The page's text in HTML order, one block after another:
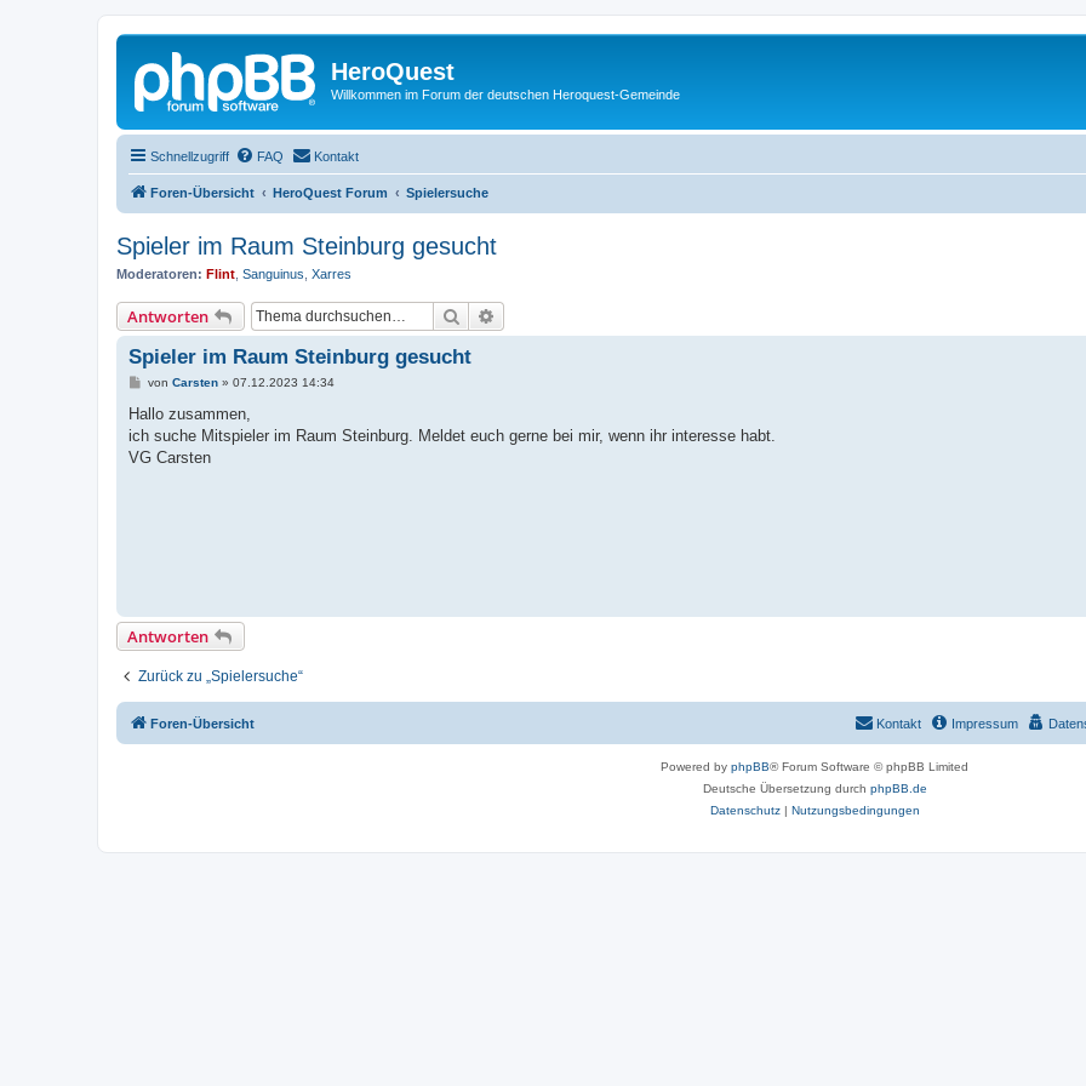
HeroQuest
Willkommen im Forum der deutschen Heroquest-Gemeinde
Schnellzugriff FAQ Kontakt
Foren-Übersicht HeroQuest Forum Spielersuche
Spieler im Raum Steinburg gesucht
Moderatoren: Flint Sanguinus Xarres
Antworten Suche
Spieler im Raum Steinburg gesucht
B
i
r
a
von Carsten» 07.12.2023 14:34
Hallo zusammen,
ich suche Mitspieler im Raum Steinburg. Meldet euch gerne bei mir, wenn ihr interesse habt.
VG Carsten
Antworten
Zurück zu „Spielersuche“
Foren-Übersicht Impressum
Kontakt
Powered by phpBB® Forum Software © phpBB Limited
Deutsche Übersetzung durch phpBB.de
Datenschutz| Nutzungsbedingungen